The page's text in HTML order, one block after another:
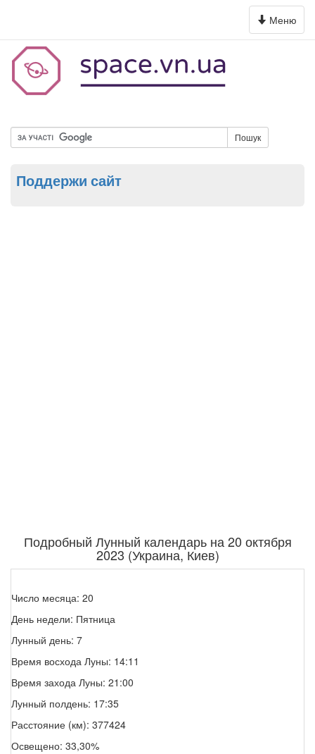
Toggle
navigation
Меню
Пошук
Поддержи сайт
Подробный Лунный календарь на 20 октября
2023 (Украина, Киев)
Число месяца: 20
День недели: Пятница
Лунный день: 7
Время восхода Луны: 14:11
Время захода Луны: 21:00
Лунный полдень: 17:35
Расстояние (км): 377424
Освещено: 33,30%